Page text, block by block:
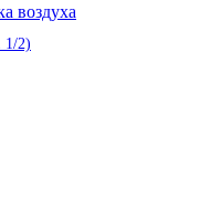
воздуха
1/2)